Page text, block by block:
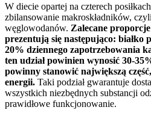
W diecie opartej na czterech
zbilansowanie makroskładników,
węglowodanów. Zalecane
prezentują się następująco: białko
20% dziennego zapotrzebowania
ten udział powinien wynosić 30-
powinny stanowić największą
energii. Taki podział gwarantuje
wszystkich niezbędnych substancji
prawidłowe funkcjonowanie.